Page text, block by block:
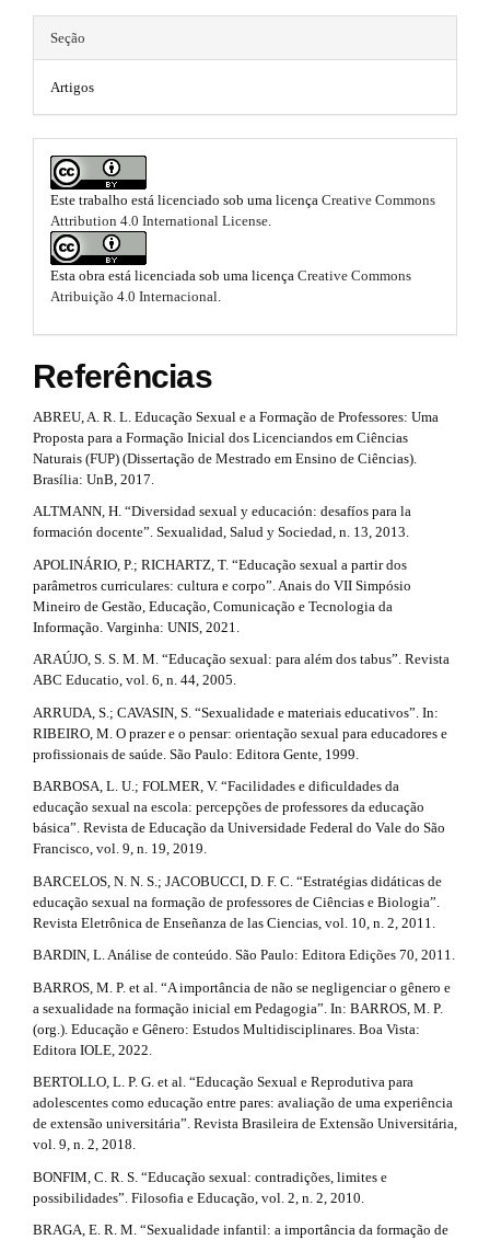
m
s
o
c
s
s
i
b
e
_
m
n
u
s
i
d
e
r
#
#
n
#
m
s
b
o
s
t
r
a
p
3
.
a
r
t
i
c
l
e
.
d
e
t
a
i
l
s
#
#
Seção
Artigos
Este trabalho está licenciado sob uma licença Creative Commons
Attribution 4.0 International License
Esta obra está licenciada sob uma licença Creative Commons
Atribuição 4.0 Internacional
Referências
ABREU, A. R. L. Educação Sexual e a Formação de Professores: Uma
Proposta para a Formação Inicial dos Licenciandos em Ciências
Naturais (FUP) (Dissertação de Mestrado em Ensino de Ciências).
Brasília: UnB, 2017.
ALTMANN, H. “Diversidad sexual y educación: desafíos para la
formación docente”. Sexualidad, Salud y Sociedad, n. 13, 2013.
APOLINÁRIO, P.; RICHARTZ, T. “Educação sexual a partir dos
parâmetros curriculares: cultura e corpo”. Anais do VII Simpósio
Mineiro de Gestão, Educação, Comunicação e Tecnologia da
Informação. Varginha: UNIS, 2021.
ARAÚJO, S. S. M. M. “Educação sexual: para além dos tabus”. Revista
ABC Educatio, vol. 6, n. 44, 2005.
ARRUDA, S.; CAVASIN, S. “Sexualidade e materiais educativos”. In:
RIBEIRO, M. O prazer e o pensar: orientação sexual para educadores e
profissionais de saúde. São Paulo: Editora Gente, 1999.
BARBOSA, L. U.; FOLMER, V. “Facilidades e dificuldades da
educação sexual na escola: percepções de professores da educação
básica”. Revista de Educação da Universidade Federal do Vale do São
Francisco, vol. 9, n. 19, 2019.
BARCELOS, N. N. S.; JACOBUCCI, D. F. C. “Estratégias didáticas de
educação sexual na formação de professores de Ciências e Biologia”.
Revista Eletrônica de Enseñanza de las Ciencias, vol. 10, n. 2, 2011.
BARDIN, L. Análise de conteúdo. São Paulo: Editora Edições 70, 2011.
BARROS, M. P. et al. “A importância de não se negligenciar o gênero e
a sexualidade na formação inicial em Pedagogia”. In: BARROS, M. P.
(org.). Educação e Gênero: Estudos Multidisciplinares. Boa Vista:
Editora IOLE, 2022.
BERTOLLO, L. P. G. et al. “Educação Sexual e Reprodutiva para
adolescentes como educação entre pares: avaliação de uma experiência
de extensão universitária”. Revista Brasileira de Extensão Universitária,
vol. 9, n. 2, 2018.
BONFIM, C. R. S. “Educação sexual: contradições, limites e
possibilidades”. Filosofia e Educação, vol. 2, n. 2, 2010.
BRAGA, E. R. M. “Sexualidade infantil: a importância da formação de